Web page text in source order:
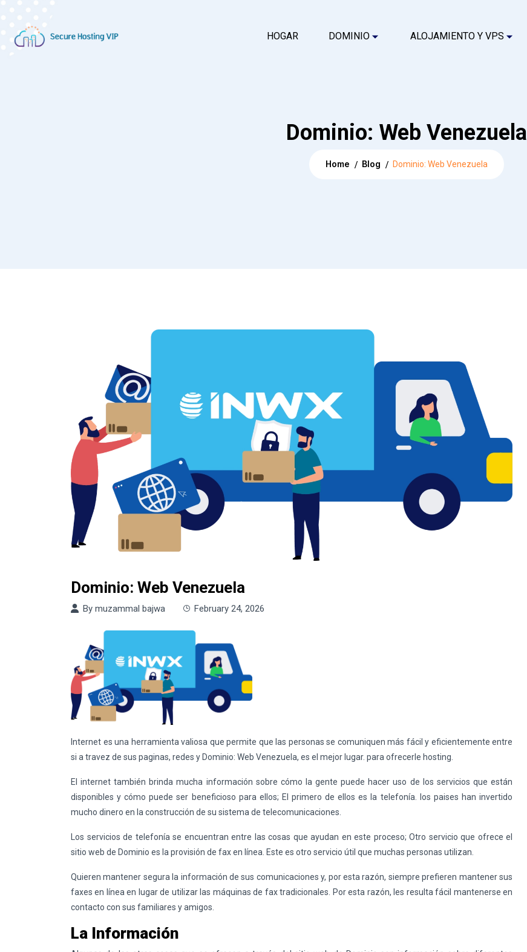
HOGAR DOMINIO ALOJAMIENTO Y VPS
Dominio: Web Venezuela
Home Blog Dominio: Web Venezuela
Dominio: Web Venezuela
By muzammal bajwa February 24, 2026
Internet es una herramienta valiosa que permite que las personas se comuniquen más fácil y eficientemente entre
si a travez de sus paginas, redes y Dominio: Web Venezuela, es el mejor lugar. para ofrecerle hosting.
El internet también brinda mucha información sobre cómo la gente puede hacer uso de los servicios que están
disponibles y cómo puede ser beneficioso para ellos; El primero de ellos es la telefonía. los paises han invertido
mucho dinero en la construcción de su sistema de telecomunicaciones.
Los servicios de telefonía se encuentran entre las cosas que ayudan en este proceso; Otro servicio que ofrece el
sitio web de Dominio es la provisión de fax en línea. Este es otro servicio útil que muchas personas utilizan.
Quieren mantener segura la información de sus comunicaciones y, por esta razón, siempre prefieren mantener sus
faxes en línea en lugar de utilizar las máquinas de fax tradicionales. Por esta razón, les resulta fácil mantenerse en
contacto con sus familiares y amigos.
La Información